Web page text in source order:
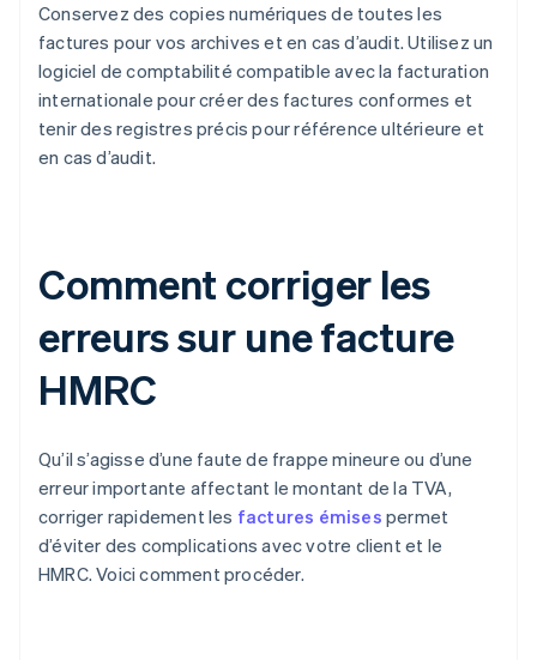
Conservez des copies numériques de toutes les
factures pour vos archives et en cas d’audit. Utilisez un
logiciel de comptabilité compatible avec la facturation
internationale pour créer des factures conformes et
tenir des registres précis pour référence ultérieure et
en cas d’audit.
Comment corriger les
erreurs sur une facture
HMRC
Qu’il s’agisse d’une faute de frappe mineure ou d’une
erreur importante affectant le montant de la TVA,
corriger rapidement les factures émises permet
d’éviter des complications avec votre client et le
HMRC. Voici comment procéder.